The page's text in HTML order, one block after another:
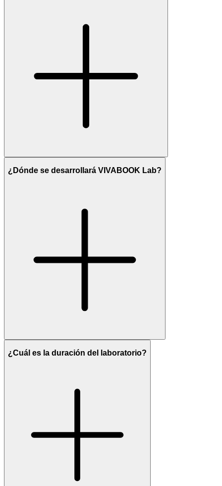
¿Dónde se desarrollará VIVABOOK Lab?
¿Cuál es la duración del laboratorio?